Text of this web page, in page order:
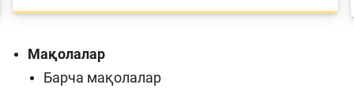
Интерактив хизматлар
Фотогалерея
Лойиҳа ҳақида
Мақолалар
Барча мақолалар